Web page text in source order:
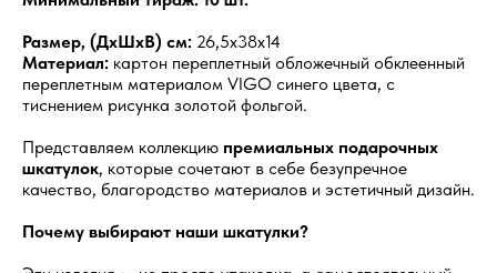
Размер, (ДхШхВ) см: 26,5х38х14
Материал: картон переплетный обложечный обклеенный
переплетным материалом VIGO синего цвета, с
тиснением рисунка золотой фольгой.
Представляем коллекцию премиальных подарочных
шкатулок, которые сочетают в себе безупречное
качество, благородство материалов и эстетичный дизайн.
Почему выбирают наши шкатулки?